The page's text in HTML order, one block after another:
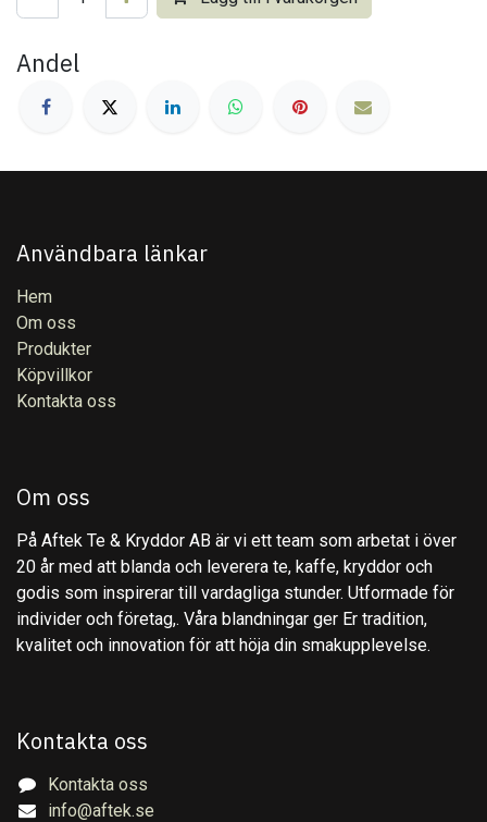
Andel
Användbara länkar
Hem
Om oss
Produkter
Köpvillkor
Kontakta oss
Om oss
På Aftek Te & Kryddor AB är vi ett team som arbetat i över
20 år med att blanda och leverera te, kaffe, kryddor och
godis som inspirerar till vardagliga stunder. Utformade för
individer och företag,. Våra blandningar ger Er tradition,
kvalitet och innovation för att höja din smakupplevelse.
Kontakta oss
Kontakta oss
info@aftek.se